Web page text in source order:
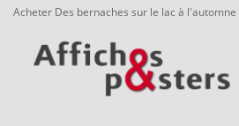
Acheter Des bernaches sur le lac à l'automne